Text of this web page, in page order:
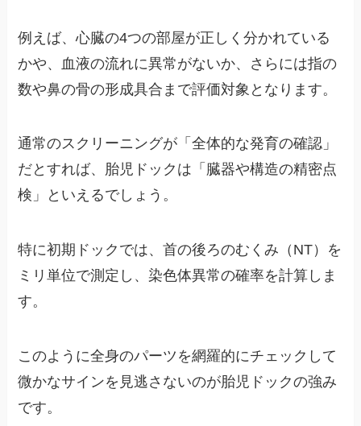
例えば、心臓の4つの部屋が正しく分かれている
かや、血液の流れに異常がないか、さらには指の
数や鼻の骨の形成具合まで評価対象となります。
通常のスクリーニングが「全体的な発育の確認」
だとすれば、胎児ドックは「臓器や構造の精密点
検」といえるでしょう。
特に初期ドックでは、首の後ろのむくみ（NT）を
ミリ単位で測定し、染色体異常の確率を計算しま
す。
このように全身のパーツを網羅的にチェックして
微かなサインを見逃さないのが胎児ドックの強み
です。